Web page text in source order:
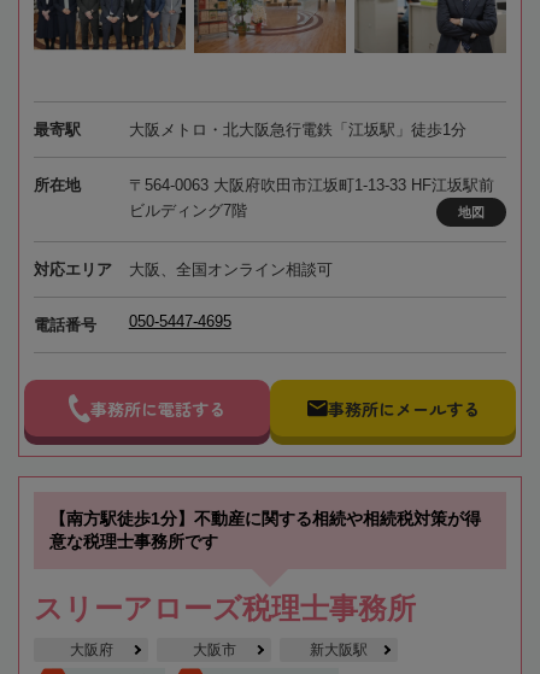
最寄駅 大阪メトロ・北大阪急行電鉄「江坂駅」徒歩1分
所在地
〒564-0063 大阪府吹田市江坂町1-13-33 HF江坂駅前
ビルディング7階
地図
対応エリア 大阪、全国オンライン相談可
電話番号 050-5447-4695
事務所に電話する 事務所にメールする
【南方駅徒歩1分】不動産に関する相続や相続税対策が得
意な税理士事務所です
スリーアローズ税理士事務所
大阪府 大阪市 新大阪駅